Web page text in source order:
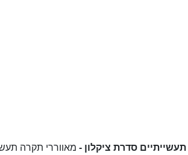
סדרת ציקלון -